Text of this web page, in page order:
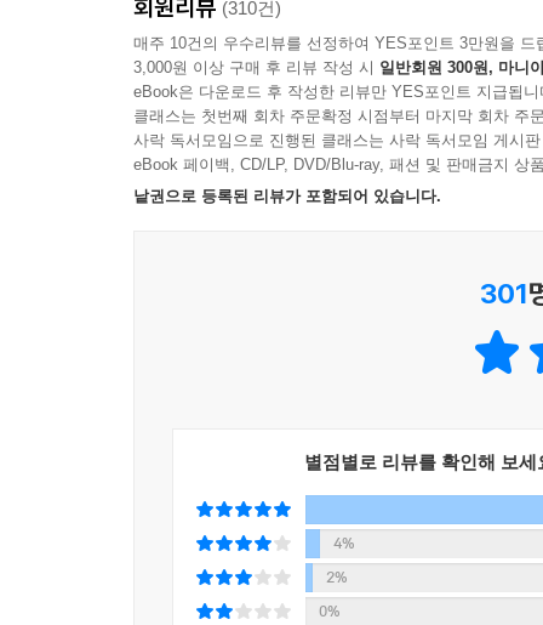
새벽의 충격, 서부지법 난동
나라가 망할 뻔했는데 아무 일도 없었다?
대통령 윤석열을 파면한다
3장 나의 정치인생, 정치철학
당대표라는 책임
4장 회복과 성장, 다시 대한민국
역사적 대전환점에 서다
―‘회복과 성장’이 지금 절실한 까닭
회원리뷰 (310건)
매주 10건의 우수리뷰를 선정하여 YES포인트 3만원을 드
3,000원 이상 구매 후 리뷰 작성 시 일반회원 300원, 마니
eBook은 다운로드 후 작성한 리뷰만 YES포인트 지급됩니
클래스는 첫번째 회차 주문확정 시점부터 마지막 회차 주
사락 독서모임으로 진행된 클래스는 사락 독서모임 게시
eBook 페이백, CD/LP, DVD/Blu-ray, 패션 및 판매금지 상
낱권으로 등록된 리뷰가 포함되어 있습니다.
301
별점별로 리뷰를 확인해 보세
4%
2%
0%